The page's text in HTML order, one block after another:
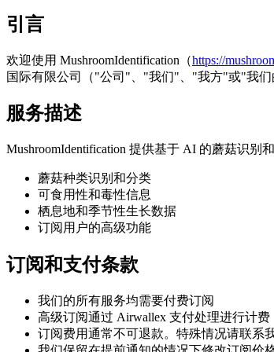
引言
欢迎使用 MushroomIdentification（https://
国际有限公司（"公司"、"我们"、"我方"或"我们
服务描述
MushroomIdentification 提供基于 AI 的蘑菇识别
蘑菇种类识别和分类
可食用性和毒性信息
栖息地和季节性生长数据
订阅用户的高级功能
订阅和支付条款
我们的所有服务均需要付费订阅
高级订阅通过 Airwallex 支付处理进行计费
订阅费用通常不可退款。特殊情况请联系